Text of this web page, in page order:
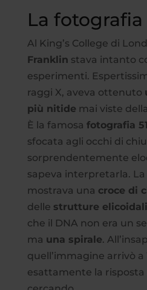
La fotografia
Al King’s College di
Franklin stava intanto
esperimenti.
raggi X, aveva ottenuto
più nitide mai viste della
È la famosa fotografia 51
sfocata agli occhi di
sorprendentemente
sapeva interpretarla.
mostrava una croce di
delle strutture elicoidali
che il DNA non era un
ma una spirale.
quell’immagine arrivò a
esattamente la risposta